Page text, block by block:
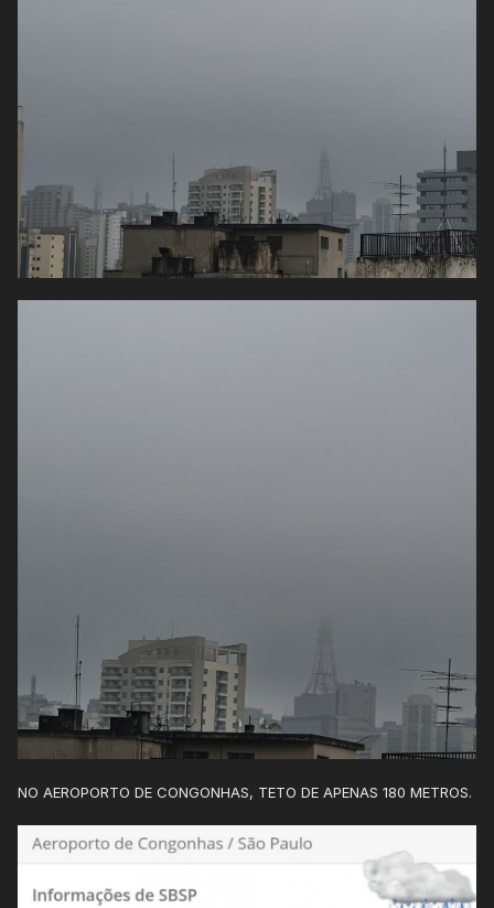
NO AEROPORTO DE CONGONHAS, TETO DE APENAS 180 METROS.